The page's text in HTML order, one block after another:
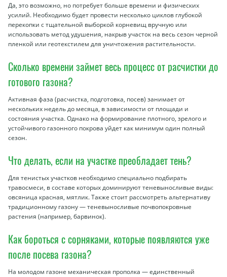
Да, это возможно, но потребует больше времени и физических
усилий. Необходимо будет провести несколько циклов глубокой
перекопки с тщательной выборкой корневищ вручную или
использовать метод удушения, накрыв участок на весь сезон черной
пленкой или геотекстилем для уничтожения растительности.
Сколько времени займет весь процесс от расчистки до
готового газона?
Активная фаза (расчистка, подготовка, посев) занимает от
нескольких недель до месяца, в зависимости от площади и
состояния участка. Однако на формирование плотного, зрелого и
устойчивого газонного покрова уйдет как минимум один полный
сезон.
Что делать, если на участке преобладает тень?
Для тенистых участков необходимо специально подбирать
травосмеси, в составе которых доминируют теневыносливые виды:
овсяница красная, мятлик. Также стоит рассмотреть альтернативу
традиционному газону — теневыносливые почвопокровные
растения (например, барвинок).
Как бороться с сорняками, которые появляются уже
после посева газона?
На молодом газоне механическая прополка — единственный